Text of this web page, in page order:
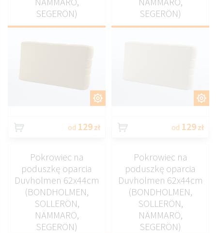
SEGERÖN)
od 129 zł
SEGERÖN)
od 129 zł
Pokrowiec na
poduszkę oparcia
Duvholmen 62x44cm
(BONDHOLMEN,
SOLLERÖN,
NÄMMARÖ,
SEGERÖN)
Pokrowiec na
poduszkę oparcia
Duvholmen 62x44cm
(BONDHOLMEN,
SOLLERÖN,
NÄMMARÖ,
SEGERÖN)